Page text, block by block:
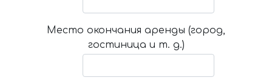
Место окончания аренды (город,
гостиница и т. д.)